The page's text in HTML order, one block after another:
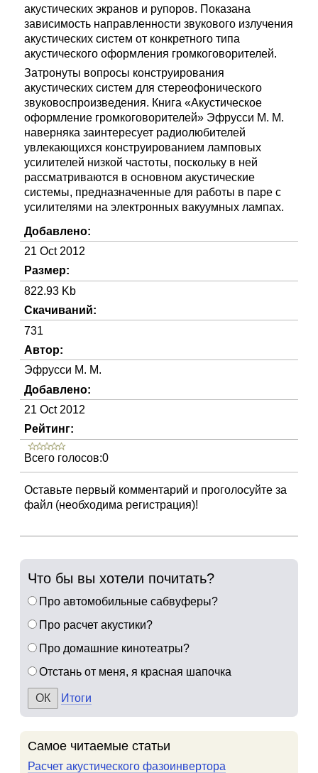
акустических экранов и рупоров. Показана
зависимость направленности звукового излучения
акустических систем от конкретного типа
акустического оформления громкоговорителей.
Затронуты вопросы конструирования
акустических систем для стереофонического
звуковоспроизведения. Книга «Акустическое
оформление громкоговорителей» Эфрусси М. М.
наверняка заинтересует радиолюбителей
увлекающихся конструированием ламповых
усилителей низкой частоты, поскольку в ней
рассматриваются в основном акустические
системы, предназначенные для работы в паре с
усилителями на электронных вакуумных лампах.
Добавлено:
21 Oct 2012
Размер:
822.93 Kb
Скачиваний:
731
Автор:
Эфрусси М. М.
Добавлено:
21 Oct 2012
Рейтинг:
Всего голосов:0
Оставьте первый комментарий и проголосуйте за
файл (необходима регистрация)!
Что бы вы хотели почитать?
Про автомобильные сабвуферы?
Про расчет акустики?
Про домашние кинотеатры?
Отстань от меня, я красная шапочка
Итоги
Самое читаемые статьи
Расчет акустического фазоинвертора